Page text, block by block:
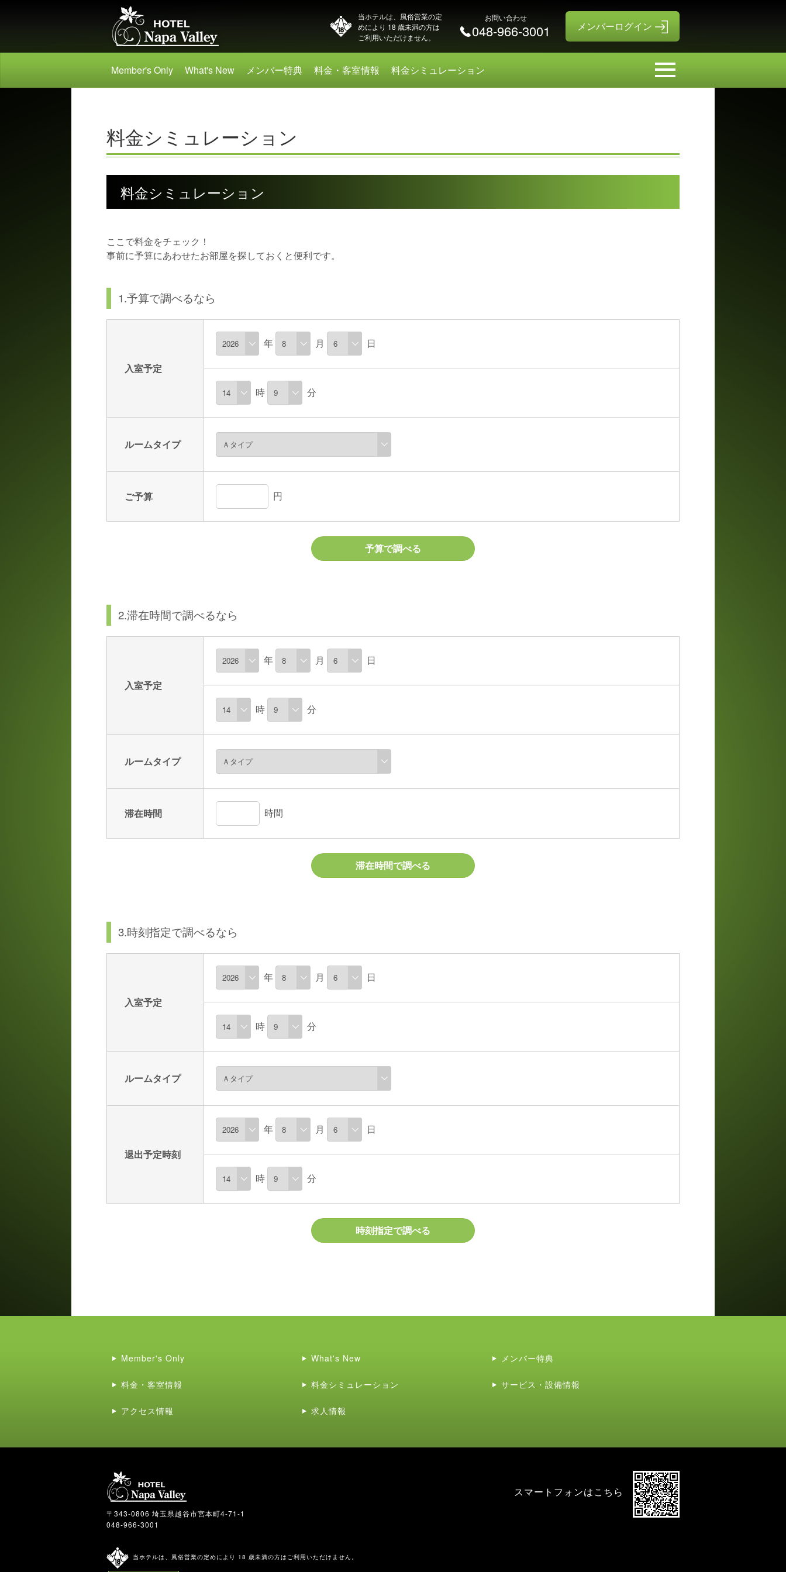
当ホテルは、風俗営業の定
めにより 18 歳未満の方は
ご利用いただけません。
お問い合わせ
048-966-3001
Member's Only What's New メンバー特典 料金・客室情報 料金シミュレーション
料金シミュレーション
料金シミュレーション
ここで料金をチェック！
事前に予算にあわせたお部屋を探しておくと便利です。
1.予算で調べるなら
入室予定
年 月 日
時 分
ルームタイプ
ご予算 円
予算で調べる
2.滞在時間で調べるなら
入室予定
年 月 日
時 分
ルームタイプ
滞在時間 時間
滞在時間で調べる
3.時刻指定で調べるなら
入室予定
年 月 日
時 分
ルームタイプ
退出予定時刻
年 月 日
時 分
時刻指定で調べる
Member's Only What's New メンバー特典
料金・客室情報 料金シミュレーション サービス・設備情報
アクセス情報 求人情報
〒343-0806 埼玉県越谷市宮本町4-71-1
048-966-3001
スマートフォンはこちら
当ホテルは、風俗営業の定めにより 18 歳未満の方はご利用いただけません。